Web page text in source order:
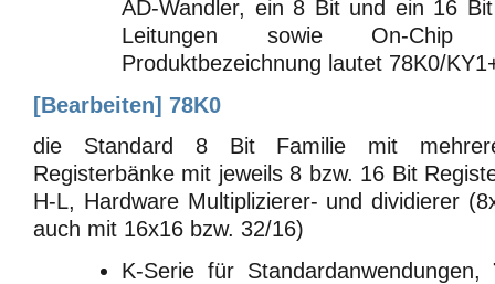
AD-Wandler, ein 8 Bit und ein 16
Leitungen sowie On-Chip
Produktbezeichnung lautet 78K0/
[Bearbeiten] 78K0
die Standard 8 Bit Familie mit
Registerbänke mit jeweils 8 bzw. 16 Bit
H-L, Hardware Multiplizierer- und dividierer
auch mit 16x16 bzw. 32/16)
K-Serie für Standardanwendungen,